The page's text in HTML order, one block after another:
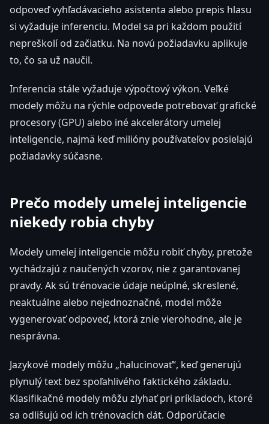
odpoveď vyhľadávacieho asistenta alebo prepis hlasu
si vyžaduje inferenciu. Model sa pri každom použití
nepreškolí od začiatku. Na novú požiadavku aplikuje
to, čo sa už naučil.
Inferencia stále vyžaduje výpočtový výkon. Veľké
modely môžu na rýchle odpovede potrebovať grafické
procesory (GPU) alebo iné akcelerátory umelej
inteligencie, najmä keď milióny používateľov posielajú
požiadavky súčasne.
Prečo modely umelej inteligencie
niekedy robia chyby
Modely umelej inteligencie môžu robiť chyby, pretože
vychádzajú z naučených vzorov, nie z garantovanej
pravdy. Ak sú trénovacie údaje neúplné, skreslené,
neaktuálne alebo nejednoznačné, model môže
vygenerovať odpoveď, ktorá znie vierohodne, ale je
nesprávna.
Jazykové modely môžu „halucinovať“, keď generujú
plynulý text bez spoľahlivého faktického základu.
Klasifikačné modely môžu zlyhať pri príkladoch, ktoré
sa odlišujú od ich trénovacích dát. Odporúčacie